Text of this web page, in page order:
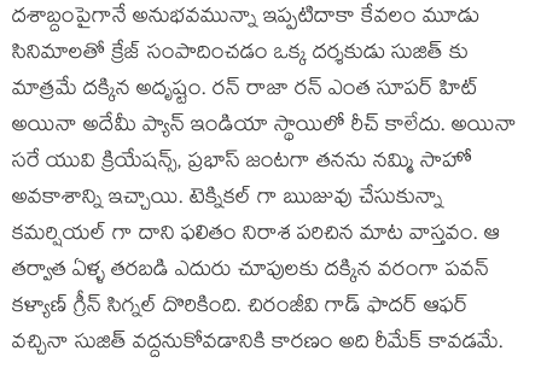
దశాబ్దంపైగానే అనుభవమున్నా ఇప్పటిదాకా కేవలం మూడు
సినిమాలతో క్రేజ్ సంపాదించడం ఒక్క దర్శకుడు సుజిత్ కు
మాత్రమే దక్కిన అదృష్టం. రన్ రాజా రన్ ఎంత సూపర్ హిట్
అయినా అదేమీ ప్యాన్ ఇండియా స్థాయిలో రీచ్ కాలేదు. అయినా
సరే యువి క్రియేషన్స్, ప్రభాస్ జంటగా తనను నమ్మి సాహో
అవకాశాన్ని ఇచ్చాయి. టెక్నికల్ గా ఋజువు చేసుకున్నా
కమర్షియల్ గా దాని ఫలితం నిరాశ పరిచిన మాట వాస్తవం. ఆ
తర్వాత ఏళ్ళ తరబడి ఎదురు చూపులకు దక్కిన వరంగా పవన్
కళ్యాణ్ గ్రీన్ సిగ్నల్ దొరికింది. చిరంజీవి గాడ్ ఫాదర్ ఆఫర్
వచ్చినా సుజిత్ వద్దనుకోవడానికి కారణం అది రీమేక్ కావడమే.